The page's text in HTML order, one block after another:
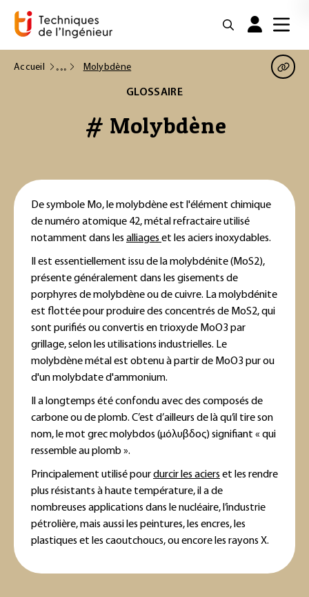
Accueil Molybdène
GLOSSAIRE
# Molybdène
De symbole Mo, le molybdène est l'élément chimique
de numéro atomique 42, métal refractaire utilisé
notamment dans les alliages et les aciers inoxydables.
Il est essentiellement issu de la molybdénite (MoS2),
présente généralement dans les gisements de
porphyres de molybdène ou de cuivre. La molybdénite
est flottée pour produire des concentrés de MoS2, qui
sont purifiés ou convertis en trioxyde MoO3 par
grillage, selon les utilisations industrielles. Le
molybdène métal est obtenu à partir de MoO3 pur ou
d'un molybdate d'ammonium.
Il a longtemps été confondu avec des composés de
carbone ou de plomb. C’est d’ailleurs de là qu’il tire son
nom, le mot grec molybdos (μόλυβδος) signifiant « qui
ressemble au plomb ».
Principalement utilisé pourdurcir les aciers et les rendre
plus résistants à haute température, il a de
nombreuses applications dans le nucléaire, l’industrie
pétrolière, mais aussi les peintures, les encres, les
plastiques et les caoutchoucs, ou encore les rayons X.